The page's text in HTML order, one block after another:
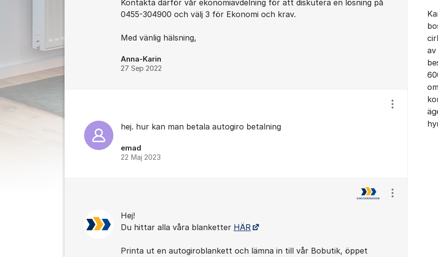
Kontakta därför vår ekonomiavdelning för att diskutera en lösning på
0455-304900 och välj 3 för Ekonomi och krav.
Med vänlig hälsning,
Anna-Karin
27 Sep 2022
hej. hur kan man betala autogiro betalning
emad
22 Maj 2023
Visa/dölj
Hej!
Du hittar alla våra blanketter HÄR
Printa ut en autogiroblankett och lämna in till vår Bobutik, öppet
Visa/dölj
av